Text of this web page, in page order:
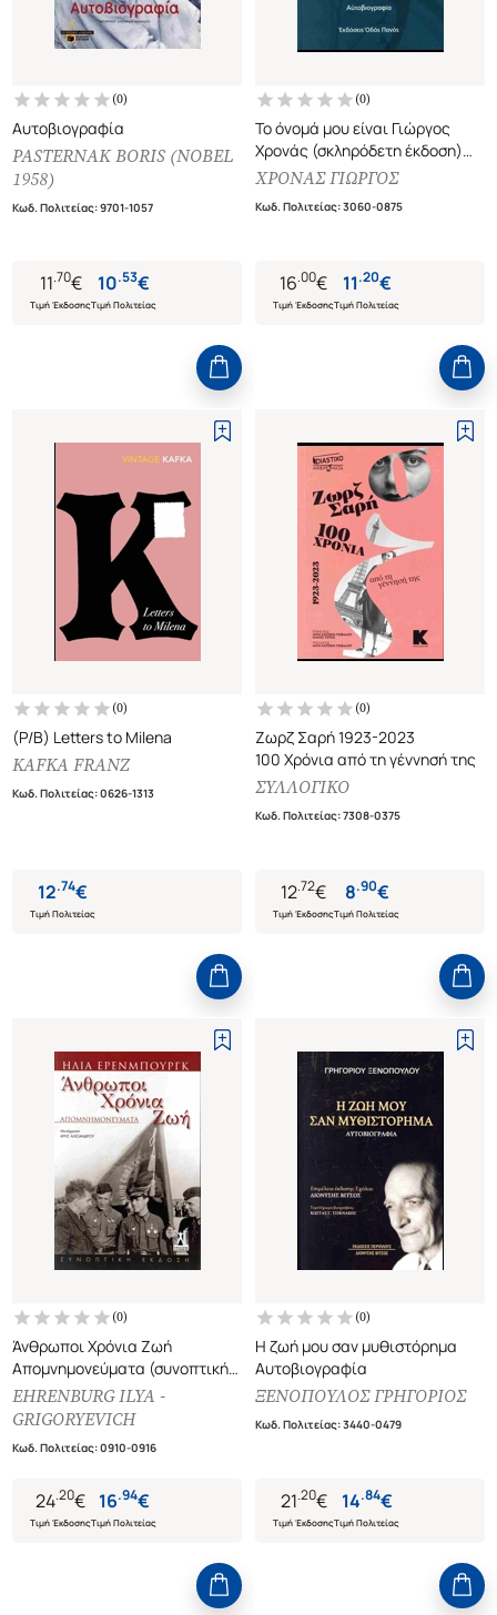
(0)
Αυτοβιογραφία
PASTERNAK BORIS (NOBEL
1958)
Κωδ. Πολιτείας:9701-1057
11.70€
Τιμή Έκδοσης
10.53€
Τιμή Πολιτείας
(0)
Το όνομά μου είναι Γιώργος
Χρονάς (σκληρόδετη έκδοση)
Αυτοβιογραφία
ΧΡΟΝΑΣ ΓΙΩΡΓΟΣ
Κωδ. Πολιτείας:3060-0875
16.00€
Τιμή Έκδοσης
11.20€
Τιμή Πολιτείας
(0)
(P/B) Letters to Milena
KAFKA FRANZ
Κωδ. Πολιτείας:0626-1313
12.74€
Τιμή Πολιτείας
(0)
Ζωρζ Σαρή 1923-2023
100 Χρόνια από τη γέννησή της
ΣΥΛΛΟΓΙΚΟ
Κωδ. Πολιτείας:7308-0375
12.72€
Τιμή Έκδοσης
8.90€
Τιμή Πολιτείας
(0)
Άνθρωποι Χρόνια Ζωή
Απομνημονεύματα (συνοπτική
έκδοση)
EHRENBURG ILYA -
GRIGORYEVICH
Κωδ. Πολιτείας:0910-0916
24.20€
Τιμή Έκδοσης
16.94€
Τιμή Πολιτείας
(0)
Η ζωή μου σαν μυθιστόρημα
Αυτοβιογραφία
ΞΕΝΟΠΟΥΛΟΣ ΓΡΗΓΟΡΙΟΣ
Κωδ. Πολιτείας:3440-0479
21.20€
Τιμή Έκδοσης
14.84€
Τιμή Πολιτείας